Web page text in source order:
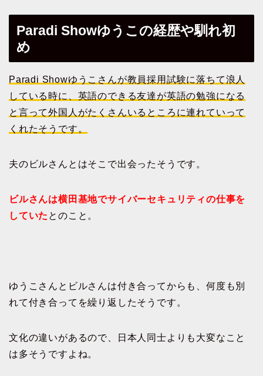
Paradi Showゆうこの経歴や馴れ初
め
Paradi Showゆうこさんが教員採用試験に落ちて浪人
している時に、英語のできる友達が英語の勉強になる
と言って外国人がたくさんいるところに連れていって
くれたそうです。
夫のビルさんとはそこで出会ったそうです。
ビルさんは横田基地でサイバーセキュリティの仕事を
していた とのこと。
ゆうこさんとビルさんは付き合ってからも、何度も別
れて付き合ってを繰り返したそうです。
文化の違いがあるので、日本人同士よりも大変なこと
は多そうですよね。